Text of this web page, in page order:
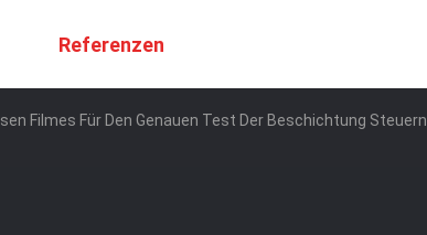
Referenzen
Filmes Für Den Genauen Test Der Beschichtung Steuern